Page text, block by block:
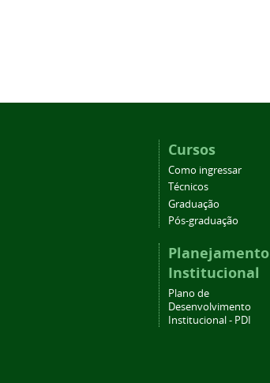
Cursos
Como ingressar
Técnicos
Graduação
Pós-graduação
Planejamento
Institucional
Plano de
Desenvolvimento
Institucional - PDI